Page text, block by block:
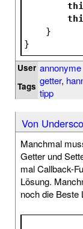
    }
}
User annonyme
Tags getter,
tipp
Von
Manchmal
Getter und
mal Callback-
Lösung.
noch die Beste